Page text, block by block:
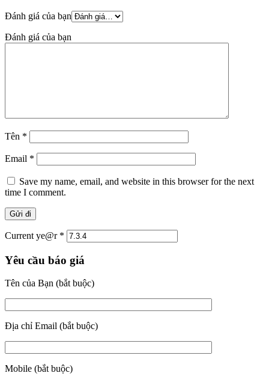
Đánh giá của bạn
Đánh giá của bạn
Tên *
Email *
Save my name, email, and website in this browser for the next
time I comment.
Current ye@r *
Yêu cầu báo giá
Tên của Bạn (bắt buộc)
Địa chỉ Email (bắt buộc)
Mobile (bắt buộc)